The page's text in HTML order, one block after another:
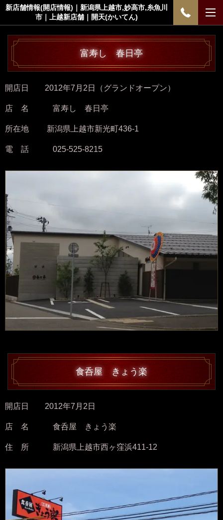
新店舗情報(開店情報)｜新潟県上越市,妙高市,糸魚川
市｜上越新店舗｜開天(かいてん)
富寿し 春日亭
開店日 2012年7月2日（グランドオープン）
店 名 富寿し 春日亭
所在地 新潟県上越市新光町436-1
電 話 025-525-8215
食呑屋 きょう楽
開店日 2012年7月2日
店 名 食呑屋 きょう楽
住 所 新潟県上越市西ヶ窪浜411-12